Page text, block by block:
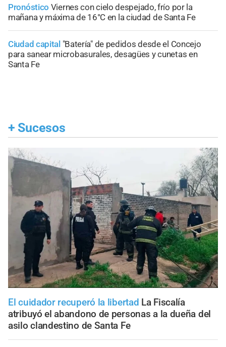
Pronóstico Viernes con cielo despejado, frío por la
mañana y máxima de 16°C en la ciudad de Santa Fe
Ciudad capital "Batería" de pedidos desde el Concejo
para sanear microbasurales, desagües y cunetas en
Santa Fe
+ Sucesos
El cuidador recuperó la libertad La Fiscalía
atribuyó el abandono de personas a la dueña del
asilo clandestino de Santa Fe